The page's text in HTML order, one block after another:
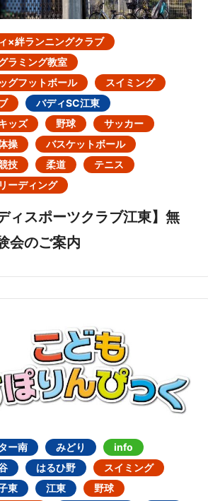
×絆ランニングクラブ
ラミング教室
グフットボール
スイミング
バディSC江東
ッズ
野球
サッカー
操
バスケットボール
技
柔道
テニス
ーディング
ィスポーツクラブ江東】無
会のご案内
ー南 みどり
info
はるひ野
スイミング
東
江東
野球